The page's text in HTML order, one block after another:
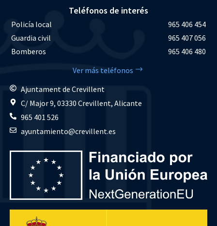
Teléfonos de interés
Policía local
965 406 454
Guardia civil
965 407 056
Bomberos
965 406 480
Ver más teléfonos
Ajuntament de Crevillent
C/ Major 9, 03330 Crevillent, Alicante
965 401 526
ayuntamiento@crevillent.es